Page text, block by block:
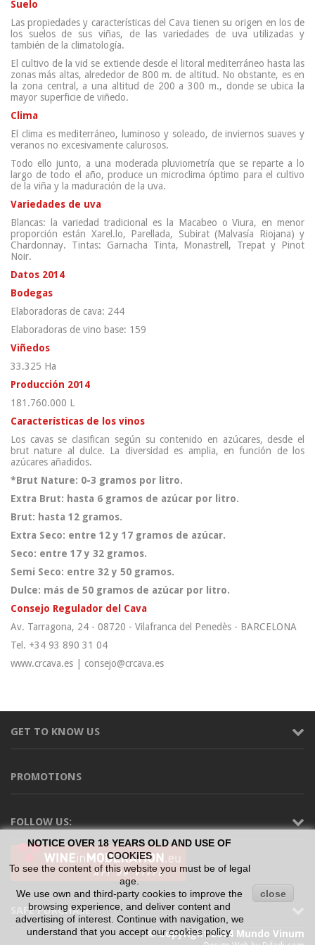
Suelo
Las propiedades y características del Cava tienen su origen en los de
los suelos de sus viñas, de las variedades de uva utilizadas y
también de la climatología.
El cultivo de la vid se extiende desde el litoral mediterráneo hasta las
zonas más altas, alrededor de 800 m. de altitud. No obstante, es en
la zona central, a una altitud de 200 a 300 m., donde se ubica la
mayor superficie de viñedo.
Clima
El clima es mediterráneo, luminoso y soleado, de inviernos suaves y
veranos no excesivamente calurosos.
Todo ello junto, a una moderada pluviometría que se reparte a lo
largo de todo el año, produce un microclima óptimo para el cultivo
de la viña y la maduración de la uva.
Variedades de uva
Blancas: la variedad tradicional es la Macabeo o Viura, en menor
proporción están Xarel.lo, Parellada, Subirat (Malvasía Riojana) y
Chardonnay. Tintas: Garnacha Tinta, Monastrell, Trepat y Pinot
Noir.
Datos 2014
Bodegas
Elaboradoras de cava: 244
Elaboradoras de vino base: 159
Viñedos
33.325 Ha
Producción 2014
181.760.000 L
Características de los vinos
Los cavas se clasifican según su contenido en azúcares, desde el
brut nature al dulce. La diversidad es amplia, en función de los
azúcares añadidos.
*Brut Nature: 0-3 gramos por litro.
Extra Brut: hasta 6 gramos de azúcar por litro.
Brut: hasta 12 gramos.
Extra Seco: entre 12 y 17 gramos de azúcar.
Seco: entre 17 y 32 gramos.
Semi Seco: entre 32 y 50 gramos.
Dulce: más de 50 gramos de azúcar por litro.
Consejo Regulador del Cava
Av. Tarragona, 24 - 08720 - Vilafranca del Penedès - BARCELONA
Tel. +34 93 890 31 04
www.crcava.es | consejo@crcava.es
GET TO KNOW US
PROMOTIONS
FOLLOW US:
SAFE PURCHASE
NOTICE OVER 18 YEARS OLD AND USE OF
COOKIES
To see the content of this website you must be of legal
age.
We use own and third-party cookies to improve the
browsing experience, and deliver content and
advertising of interest. Continue with navigation, we
understand that you accept our cookies policy.
close
© Copyright 2014 Mundo Vinum